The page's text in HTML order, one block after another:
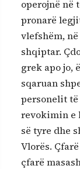
operojnë në
pronarë
vlefshëm,
shqiptar.
grek apo jo,
sqaruan
personelit
revokimin e
së tyre dhe
Vlorës.
çfarë